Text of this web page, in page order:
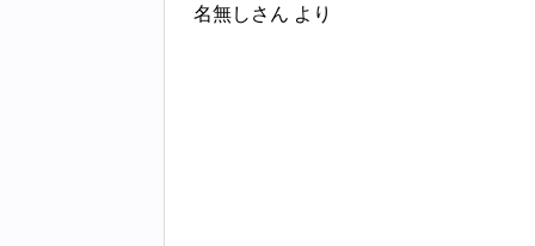
名無しさん より